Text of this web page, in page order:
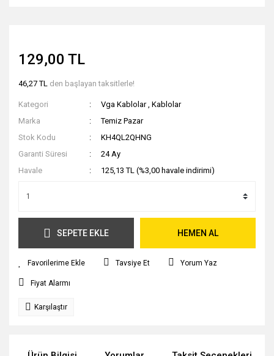
129,00 TL
46,27 TL den başlayan taksitlerle!
Kategori Vga Kablolar ,Kablolar
Marka
Temiz Pazar
Stok Kodu
KH4QL2QHNG
Garanti Süresi
24 Ay
Havale
125,13 TL (%3,00 havale indirimi)
SEPETE EKLE HEMEN AL
Tavsiye Et Yorum Yaz
Fiyat Alarmı
Karşılaştır